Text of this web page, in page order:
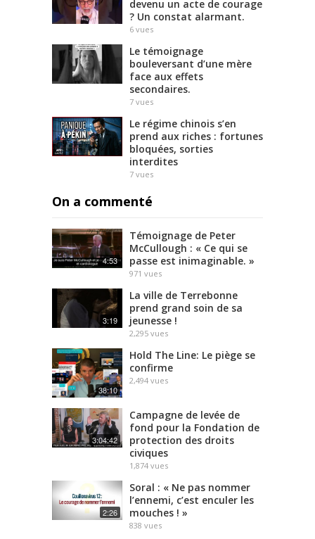
devenu un acte de courage
? Un constat alarmant.
6 vues
Le témoignage
bouleversant d’une mère
face aux effets
secondaires.
7 vues
Le régime chinois s’en
prend aux riches : fortunes
bloquées, sorties
interdites
7 vues
On a commenté
4:53
Témoignage de Peter
McCullough : « Ce qui se
passe est inimaginable. »
971 vues
3:19
La ville de Terrebonne
prend grand soin de sa
jeunesse !
2,295 vues
38:10
Hold The Line: Le piège se
confirme
2,494 vues
3:04:42
Campagne de levée de
fond pour la Fondation de
protection des droits
civiques
1,874 vues
2:26
Soral : « Ne pas nommer
l’ennemi, c’est enculer les
mouches ! »
838 vues